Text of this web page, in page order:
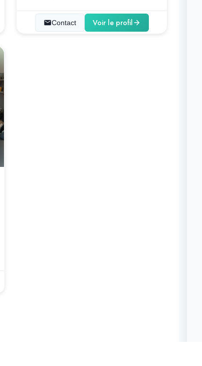
Contact Voir le profil